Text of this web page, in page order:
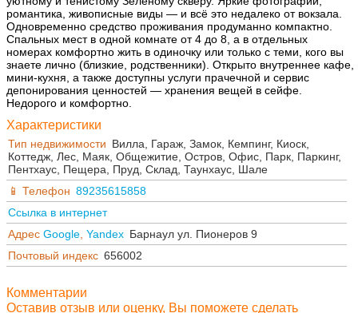
романтика, живописные виды — и всё это недалеко от вокзала.
Одновременно средство проживания продуманно компактно.
Спальных мест в одной комнате от 4 до 8, а в отдельных
номерах комфортно жить в одиночку или только с теми, кого вы
знаете лично (близкие, родственники). Открыто внутреннее кафе,
мини-кухня, а также доступны услуги прачечной и сервис
депонирования ценностей — хранения вещей в сейфе.
Недорого и комфортно.
Характеристики
Тип недвижимости Вилла, Гараж, Замок, Кемпинг, Киоск,
Коттедж, Лес, Маяк, Общежитие, Остров, Офис, Парк, Паркинг,
Пентхаус, Пещера, Пруд, Склад, Таунхаус, Шале
Телефон 89235615858
Ссылка в интернет
Адрес Google, Yandex Барнаул ул. Пионеров 9
Почтовый индекс 656002
Комментарии
Оставив отзыв или оценку, Вы поможете сделать